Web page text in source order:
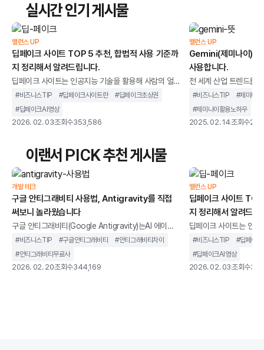
실시간 인기 게시물
밸런스 UP
딥페이크 사이트 TOP 5 추천, 합법적 사용 기준까
지 정리해서 알려드립니다.
딥페이크 사이트는 인공지능 기술을 활용해 사람의 얼
굴이나 음성을 합성하고, 이를영상이나 이미지 형태로
생성할 수 있는 웹 기반 서비스 제공하는 사이트를 말합
니다.과거에는 전문 장비와 복잡한 프로그램이 필요했
나 사용할 수 있는 환경이 만들어졌습니다.하지만 모든
딥페이크 사이트가 같은 목적과 방식으로 운영되지는
않습니다. 어떤 서비스는 마케팅, 교육, 콘텐츠 제작을
위한 합법적인 AI 영상 도구로 활용되는 반면, 일부 사이
트는 초상권 침해나 악용 가능성이 높은 형태로 제공되
기도 합니다
#비즈니스TIP #딥페이크사이트란 #딥페이크초상권
#딥페이크AI영상
2026. 02. 03조회수353,586
밸런스 UP
Gemini(제미나이) 사
사용합니다.
전 세계 산업 트렌드를
시장을 장악하며AI 기
것 같았던 구글은 예상
습니다.Open AI의
과 완성도에서 기대에
교 속에서 혹독한 평가
렇게 무너질 리 없죠.
#비즈니스TIP #제미나이
#제미나이활용노하우
2025. 02. 14조회수
이랜서 PICK 추천 게시물
개발 테크
구글 안티그래비티 사용법, Antigravity를 직접
써보니 놀라웠습니다
구글 안티그래비티(Google Antigravity)는AI 에이전
트를 중심으로 설계된 통합 개발 환경을 말합니다. 단순
히 코드 자동완성을 제공하는 도구가 아니라,개발 작업
을 계획하고 실행까지 이어가는 구조를 지향합니다.기
#비즈니스TIP #구글안티그래비티 #안티그래비티차이
#안티그래비티무료사
2026. 02. 20조회수344,169
밸런스 UP
딥페이크 사이트
지 정리해서 알려드립
딥페이크 사이트는 인
굴이나 음성을 합성하
생성할 수 있는 웹 기반
니다.과거에는 전문 장
#비즈니스TIP #딥페이
#딥페이크AI영상
2026. 02. 03조회수